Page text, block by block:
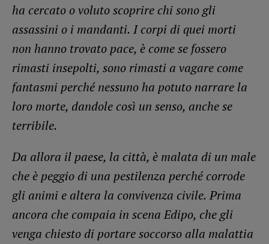
ha cercato o voluto scoprire chi sono gli
assassini o i mandanti. I corpi di quei morti
non hanno trovato pace, è come se fossero
rimasti insepolti, sono rimasti a vagare come
fantasmi perché nessuno ha potuto narrare la
loro morte, dandole così un senso, anche se
terribile.
Da allora il paese, la città, è malata di un male
che è peggio di una pestilenza perché corrode
gli animi e altera la convivenza civile. Prima
ancora che compaia in scena Edipo, che gli
venga chiesto di portare soccorso alla malattia